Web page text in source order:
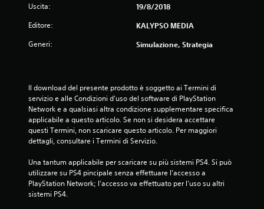
Uscita: 19/8/2018
Editore: KALYPSO MEDIA
Generi: Simulazione, Strategia
Il download del presente prodotto è soggetto ai Termini di
servizio e alle Condizioni d'uso del software di PlayStation
Network e a qualsiasi altra condizione supplementare specifica
applicabile a questo articolo. Se non si desidera accettare
questi Termini, non scaricare questo articolo. Per maggiori
dettagli, consultare i Termini di Servizio.
Una tantum applicabile per scaricare su più sistemi PS4. Si può
utilizzare su PS4 pincipale senza effettuare l'accesso a
PlayStation Network; l'accesso va effettuato per l'uso su altri
sistemi PS4.